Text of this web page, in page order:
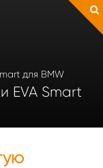
для BMW
EVA Smart